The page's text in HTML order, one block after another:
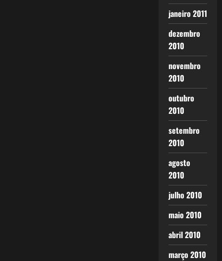
janeiro 2011
dezembro
2010
novembro
2010
outubro
2010
setembro
2010
agosto
2010
julho 2010
maio 2010
abril 2010
março 2010